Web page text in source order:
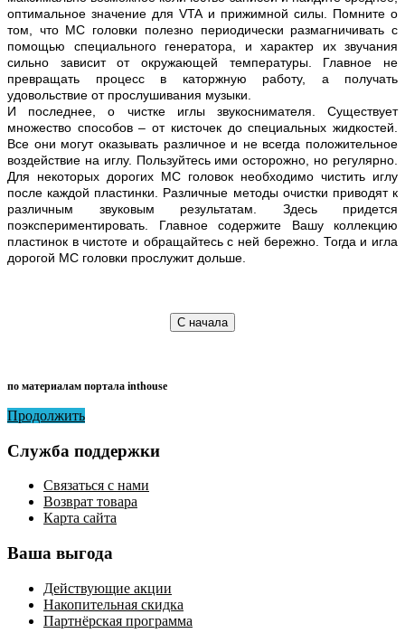
оптимальное значение для VTA и прижимной силы. Помните о
том, что МС головки полезно периодически размагничивать с
помощью специального генератора, и характер их звучания
сильно зависит от окружающей температуры. Главное не
превращать процесс в каторжную работу, а получать
удовольствие от прослушивания музыки.
И последнее, о чистке иглы звукоснимателя. Существует
множество способов – от кисточек до специальных жидкостей.
Все они могут оказывать различное и не всегда положительное
воздействие на иглу. Пользуйтесь ими осторожно, но регулярно.
Для некоторых дорогих MC головок необходимо чистить иглу
после каждой пластинки. Различные методы очистки приводят к
различным звуковым результатам. Здесь придется
поэкспериментировать. Главное содержите Вашу коллекцию
пластинок в чистоте и обращайтесь с ней бережно. Тогда и игла
дорогой MC головки прослужит дольше.
C начала
по материалам портала inthouse
Продолжить
Служба поддержки
Связаться с нами
Возврат товара
Карта сайта
Ваша выгода
Действующие акции
Накопительная скидка
Партнёрская программа